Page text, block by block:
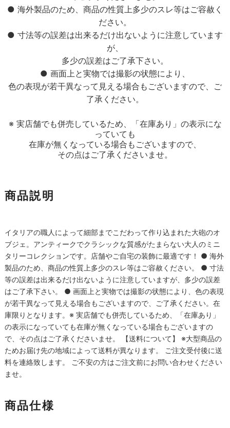
● 海外製品のため、商品の性質上多少のスレ等はご容赦く
ださい。
● 寸法等の誤差は出来るだけ出ないように注意しています
が、
多少の誤差はご了承下さい。
● 画面上と実物では撮影の状態により、
色の表現が若干異なって見える場合もございますので、ご
了承ください。
※ 実店舗でも併売しているため、「在庫あり」の表示にな
っていても
在庫が無くなっている場合もございますので、
その点はご了承くださいませ。
商品説明
イタリアの職人によって細部までこだわって作り込まれた大砲のオ
ブジェ。アンティークでクラシックな質感がたまらない大人のミニ
タリーコレクションです。店舗やご自宅の装飾に最適です！ ● 海外
製品のため、商品の性質上多少のスレ等はご容赦ください。 ● 寸法
等の誤差は出来るだけ出ないように注意していますが、多少の誤差
はご了承下さい。 ● 画面上と実物では撮影の状態により、色の表現
が若干異なって見える場合もございますので、ご了承ください。在
庫限りとなります。※ 実店舗でも併売しているため、「在庫あり」
の表示になっていても在庫が無くなっている場合もございますの
で、その点はご了承くださいませ。 【送料について】 ※大型商品の
ためお届け先の地域によって送料が異なります。 ご注文受付後に送
料を連絡致します。 ご不安の方はご注文前にお問い合わせください
ませ。
商品仕様